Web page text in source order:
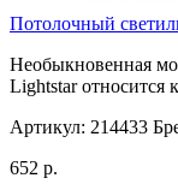
Потолочный
Необыкновенная
Lightstar относится
Артикул: 214433
652 р.